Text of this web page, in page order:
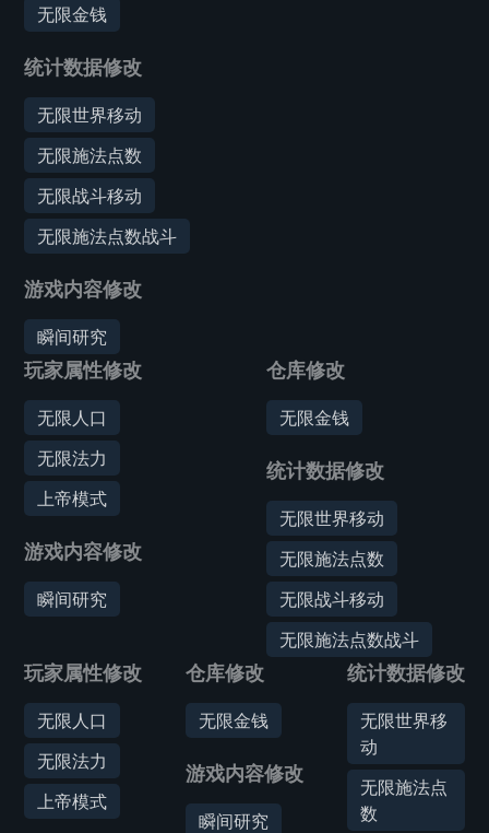
无限金钱
统计数据修改
无限世界移动
无限施法点数
无限战斗移动
无限施法点数战斗
游戏内容修改
瞬间研究
玩家属性修改
无限人口
无限法力
上帝模式
游戏内容修改
瞬间研究
仓库修改
无限金钱
统计数据修改
无限世界移动
无限施法点数
无限战斗移动
无限施法点数战斗
玩家属性修改
无限人口
无限法力
上帝模式
仓库修改
无限金钱
游戏内容修改
瞬间研究
统计数据修改
无限世界移
动
无限施法点
数